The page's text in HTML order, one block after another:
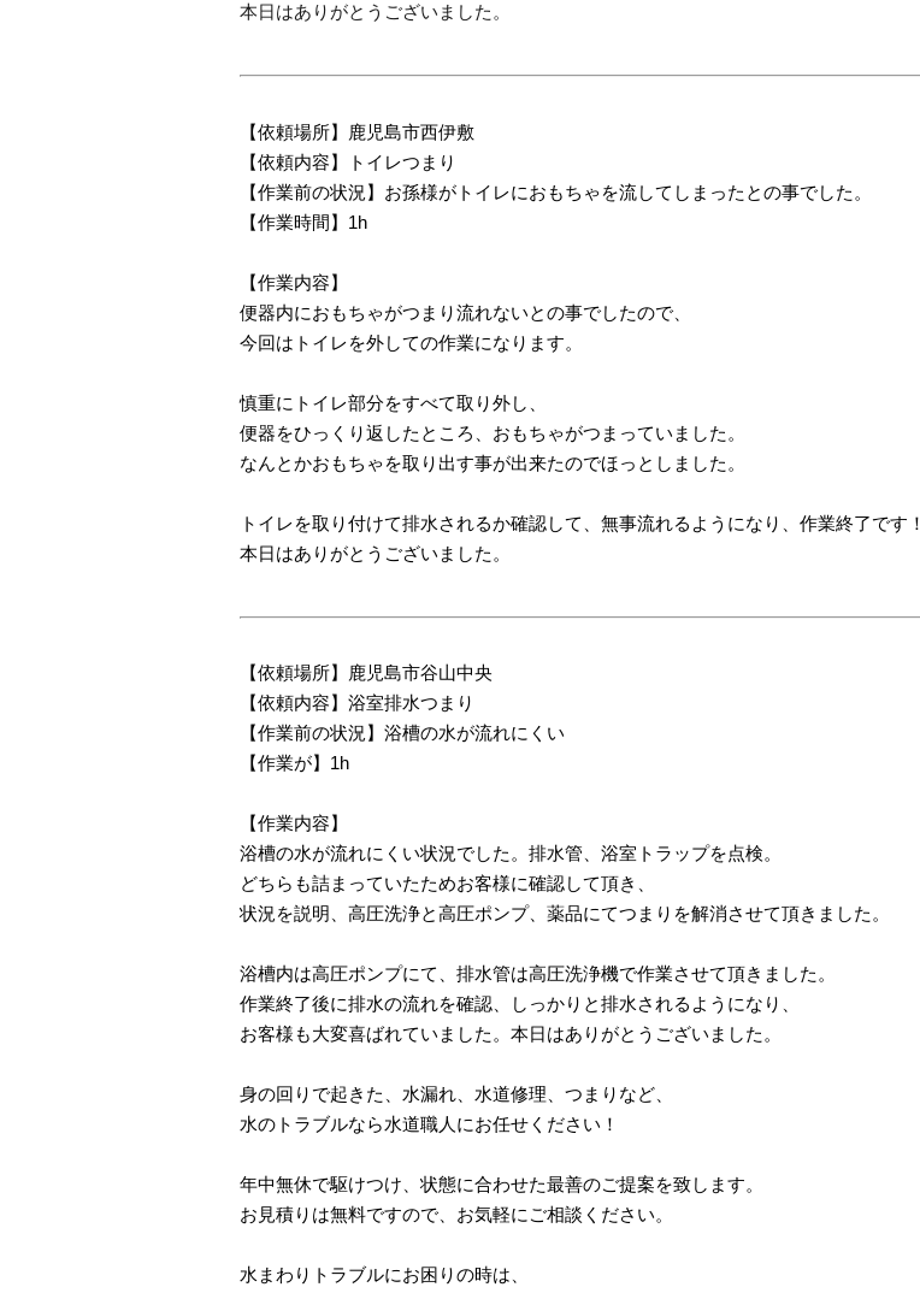
本日はありがとうございました。
【依頼場所】鹿児島市西伊敷
【依頼内容】トイレつまり
【作業前の状況】お孫様がトイレにおもちゃを流してしまったとの事でした。
【作業時間】1h
【作業内容】
便器内におもちゃがつまり流れないとの事でしたので、
今回はトイレを外しての作業になります。
慎重にトイレ部分をすべて取り外し、
便器をひっくり返したところ、おもちゃがつまっていました。
なんとかおもちゃを取り出す事が出来たのでほっとしました。
トイレを取り付けて排水されるか確認して、無事流れるようになり、作業終了です！
本日はありがとうございました。
【依頼場所】鹿児島市谷山中央
【依頼内容】浴室排水つまり
【作業前の状況】浴槽の水が流れにくい
【作業が】1h
【作業内容】
浴槽の水が流れにくい状況でした。排水管、浴室トラップを点検。
どちらも詰まっていたためお客様に確認して頂き、
状況を説明、高圧洗浄と高圧ポンプ、薬品にてつまりを解消させて頂きました。
浴槽内は高圧ポンプにて、排水管は高圧洗浄機で作業させて頂きました。
作業終了後に排水の流れを確認、しっかりと排水されるようになり、
お客様も大変喜ばれていました。本日はありがとうございました。
身の回りで起きた、水漏れ、水道修理、つまりなど、
水のトラブルなら水道職人にお任せください！
年中無休で駆けつけ、状態に合わせた最善のご提案を致します。
お見積りは無料ですので、お気軽にご相談ください。
水まわりトラブルにお困りの時は、